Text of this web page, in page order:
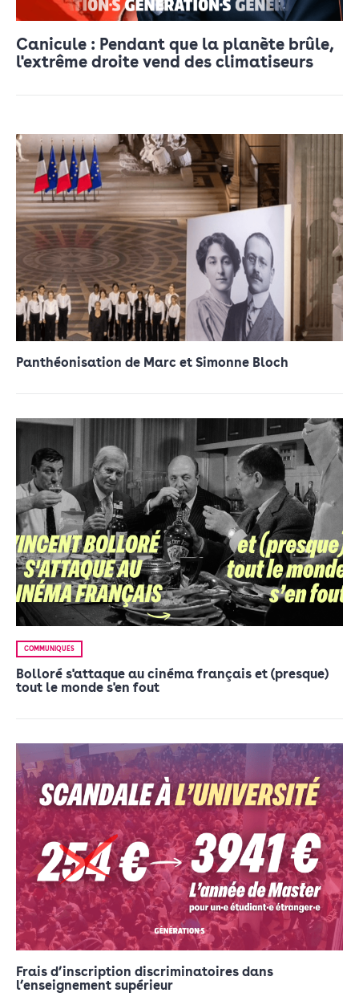
Canicule : Pendant que la planète brûle,
l'extrême droite vend des climatiseurs
Panthéonisation de Marc et Simonne Bloch
COMMUNIQUÉS
Bolloré s'attaque au cinéma français et (presque)
tout le monde s'en fout
Frais d’inscription discriminatoires dans
l’enseignement supérieur